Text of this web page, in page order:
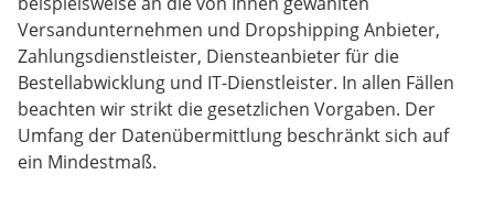
Versandunternehmen und Dropshipping Anbieter,
Zahlungsdienstleister, Diensteanbieter für die
Bestellabwicklung und IT-Dienstleister. In allen Fällen
beachten wir strikt die gesetzlichen Vorgaben. Der
Umfang der Datenübermittlung beschränkt sich auf
ein Mindestmaß.